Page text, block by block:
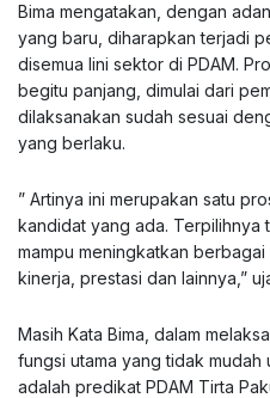
Bima mengatakan, dengan
yang baru, diharapkan terjadi
disemua lini sektor di PDAM.
begitu panjang, dimulai dari
dilaksanakan sudah sesuai
yang berlaku.
” Artinya ini merupakan satu
kandidat yang ada. Terpilihnya
mampu meningkatkan
kinerja, prestasi dan lainnya,”
Masih Kata Bima, dalam
fungsi utama yang tidak mudah
adalah predikat PDAM Tirta